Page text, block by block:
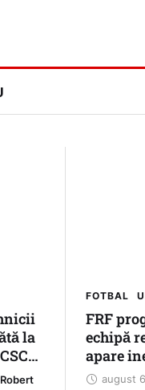
la
FOTBAL
FRF
echipă
apare
Cupei
august 6